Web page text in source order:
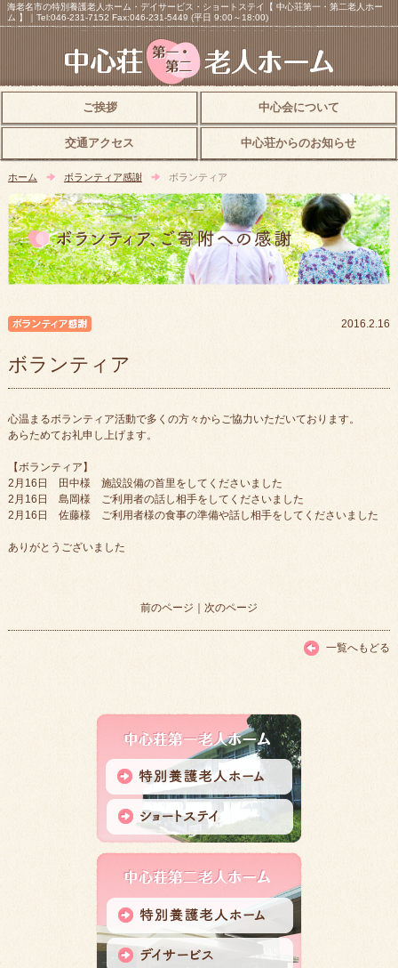
海老名市の特別養護老人ホーム・デイサービス・ショートステイ【 中心荘第一・第二老人ホー
ム 】｜Tel:046-231-7152 Fax:046-231-5449 (平日 9:00～18:00)
ご挨拶 中心会について
交通アクセス 中心荘からのお知らせ
ホーム ボランティア感謝 ボランティア
2016.2.16
ボランティア
心温まるボランティア活動で多くの方々からご協力いただいております。
あらためてお礼申し上げます。
【ボランティア】
2月16日 田中様 施設設備の首里をしてくださいました
2月16日 島岡様 ご利用者の話し相手をしてくださいました
2月16日 佐藤様 ご利用者様の食事の準備や話し相手をしてくださいました
ありがとうございました
前のページ ｜ 次のページ
一覧へもどる